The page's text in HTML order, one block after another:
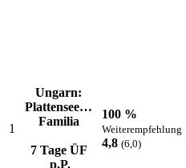
1
Ungarn:
Plattensee…
Familia
7 Tage ÜF
p.P.
100 %
Weiterempfehlung
4,8 (6,0)